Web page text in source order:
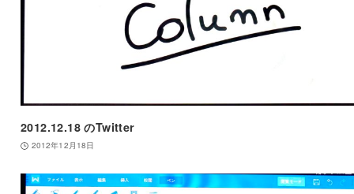
2012.12.18 のTwitter
2012年12月18日